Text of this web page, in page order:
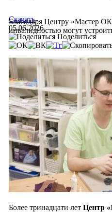
Благодаря Центру «Мастер
инвалидностью могут
Скачать
05.06.2026
Поделиться
Более тринадцати лет Центр